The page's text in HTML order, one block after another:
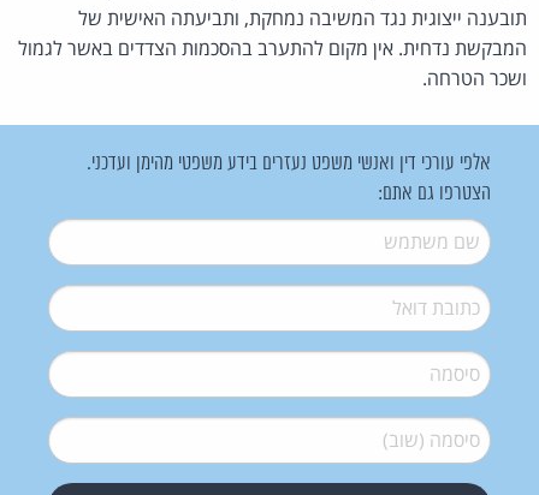
תובענה ייצוגית נגד המשיבה נמחקת, ותביעתה האישית של
המבקשת נדחית. אין מקום להתערב בהסכמות הצדדים באשר לגמול
ושכר הטרחה.
אלפי עורכי דין ואנשי משפט נעזרים בידע משפטי מהימן ועדכני.
הצטרפו גם אתם:
שם משתמש*
דואל*
סיסמה*
סיסמה (שוב)*